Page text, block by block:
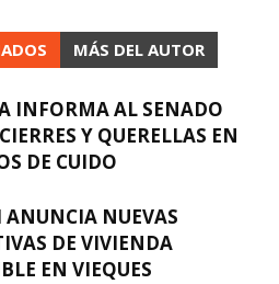
MÁS DEL AUTOR
INFORMA AL SENADO
Y QUERELLAS EN
DE CUIDO
ANUNCIA NUEVAS
DE VIVIENDA
EN VIEQUES